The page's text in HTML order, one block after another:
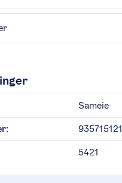
Sameie
935715121
5421